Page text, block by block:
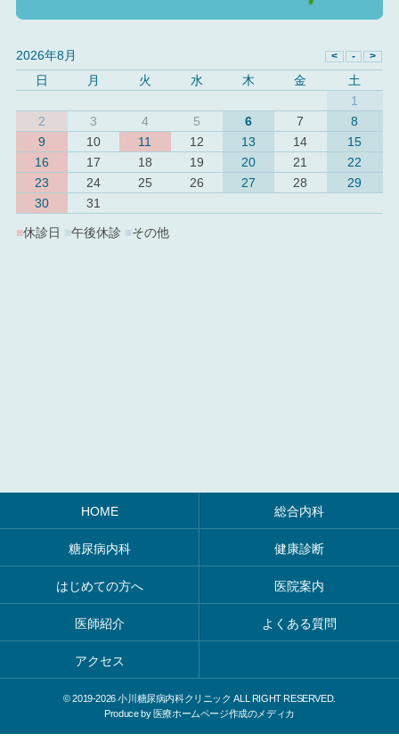
2026年8月
日
月 火 水 木 金
土
1
2
3 4 5 6 7
8
9
10 11 12 13 14
15
16
17 18 19 20 21
22
23
24 25 26 27 28
29
30
31
■休診日 ■午後休診 その他
HOME 総合内科
糖尿病内科 健康診断
はじめての方へ 医院案内
医師紹介 よくある質問
アクセス
© 2019-2026 小川糖尿病内科クリニック ALL RIGHT RESERVED.
Produce by 医療ホームページ作成のメディカ